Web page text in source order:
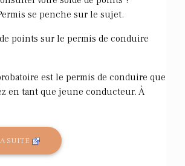
se penche sur le sujet.
points sur le permis de conduire
est le permis de conduire que
en tant que jeune conducteur. À
SUITE